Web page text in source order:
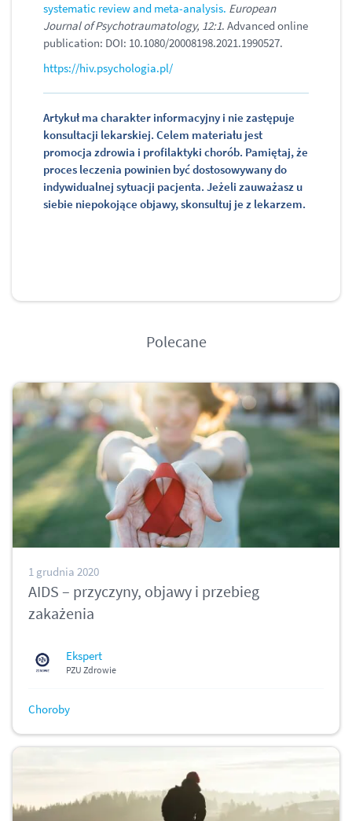
systematic review and meta-analysis. European
Journal of Psychotraumatology, 12:1. Advanced online
publication: DOI: 10.1080/20008198.2021.1990527.
https://hiv.psychologia.pl/
Artykuł ma charakter informacyjny i nie zastępuje
konsultacji lekarskiej. Celem materiału jest
promocja zdrowia i profilaktyki chorób. Pamiętaj, że
proces leczenia powinien być dostosowywany do
indywidualnej sytuacji pacjenta. Jeżeli zauważasz u
siebie niepokojące objawy, skonsultuj je z lekarzem.
Polecane
1 grudnia 2020
AIDS – przyczyny, objawy i przebieg
zakażenia
Ekspert
PZU Zdrowie
Choroby